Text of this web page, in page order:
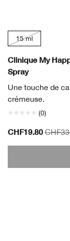
15 ml
Clinique My
Spray
Une touche de
crémeuse.
(0)
CHF19.80